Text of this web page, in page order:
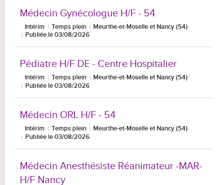
Médecin Gynécologue H/F - 54
Intérim Temps plein
Meurthe-et-Moselle et Nancy (54)
Publiée le 03/08/2026
Pédiatre H/F DE - Centre Hospitalier
Intérim Temps plein
Meurthe-et-Moselle et Nancy (54)
Publiée le 03/08/2026
Médecin ORL H/F - 54
Intérim Temps plein
Meurthe-et-Moselle et Nancy (54)
Publiée le 03/08/2026
Médecin Anesthésiste Réanimateur -MAR-
H/F Nancy